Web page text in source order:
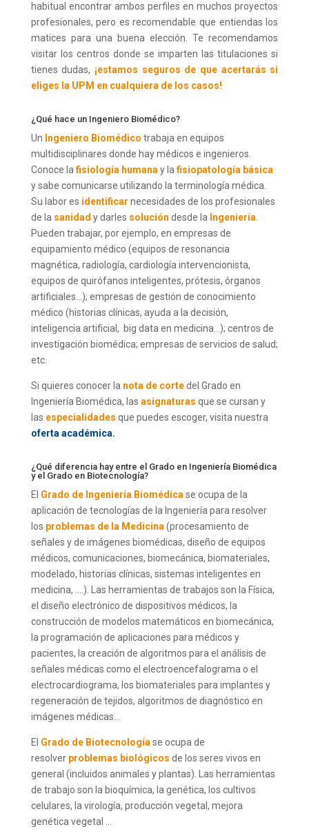
habitual encontrar ambos perfiles en muchos proyectos
profesionales, pero es recomendable que entiendas los
matices para una buena elección. Te recomendamos
visitar los centros donde se imparten las titulaciones si
tienes dudas, ¡estamos seguros de que acertarás si
eliges la UPM en cualquiera de los casos!
¿Qué hace un Ingeniero Biomédico?
Un Ingeniero Biomédico trabaja en equipos
multidisciplinares donde hay médicos e ingenieros.
Conoce lafisiología humana y lafisiopatología básica
y sabe comunicarse utilizando la terminología médica.
Su labor es identificar necesidades de los profesionales
de la sanidad y darles solución desde la Ingeniería
Pueden trabajar, por ejemplo, en empresas de
equipamiento médico (equipos de resonancia
magnética, radiología, cardiología intervencionista,
equipos de quirófanos inteligentes, prótesis, órganos
artificiales…); empresas de gestión de conocimiento
médico (historias clínicas, ayuda a la decisión,
inteligencia artificial, big data en medicina…); centros de
investigación biomédica; empresas de servicios de salud;
etc.
Si quieres conocer la nota de cortedel Grado en
Ingeniería Biomédica, las asignaturas que se cursan y
las especialidades que puedes escoger, visita nuestra
oferta académica.
¿Qué diferencia hay entre el Grado en Ingeniería Biomédica
y el Grado en Biotecnología?
El Grado de Ingeniería Biomédica se ocupa de la
aplicación de tecnologías de la Ingeniería para resolver
los problemas de la Medicina (procesamiento de
señales y de imágenes biomédicas, diseño de equipos
médicos, comunicaciones, biomecánica, biomateriales,
modelado, historias clínicas, sistemas inteligentes en
medicina, ….). Las herramientas de trabajos son la Física,
el diseño electrónico de dispositivos médicos, la
construcción de modelos matemáticos en biomecánica,
la programación de aplicaciones para médicos y
pacientes, la creación de algoritmos para el análisis de
señales médicas como el electroencefalograma o el
electrocardiograma, los biomateriales para implantes y
regeneración de tejidos, algoritmos de diagnóstico en
imágenes médicas…
El Grado de Biotecnología se ocupa de
resolver problemas biológicos de los seres vivos en
general (incluidos animales y plantas). Las herramientas
de trabajo son la bioquímica, la genética, los cultivos
celulares, la virología, producción vegetal, mejora
genética vegetal …